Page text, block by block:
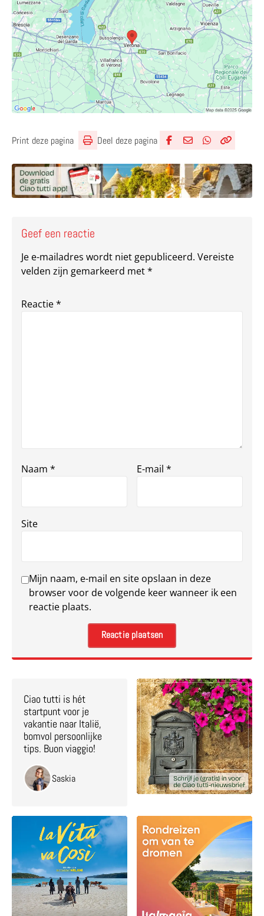
Print deze pagina Deel deze pagina
Geef een reactie
Je e-mailadres wordt niet gepubliceerd. Vereiste
velden zijn gemarkeerd met*
Reactie*
Naam * E-mail *
Site
Mijn naam, e-mail en site opslaan in deze
browser voor de volgende keer wanneer ik een
reactie plaats.
Ciao tutti is hét
startpunt voor je
vakantie naar Italië,
bomvol persoonlijke
tips. Buon viaggio!
Saskia